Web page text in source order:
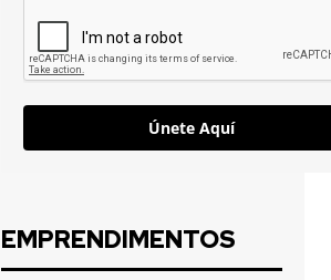
Únete Aquí
EMPRENDIMENTOS